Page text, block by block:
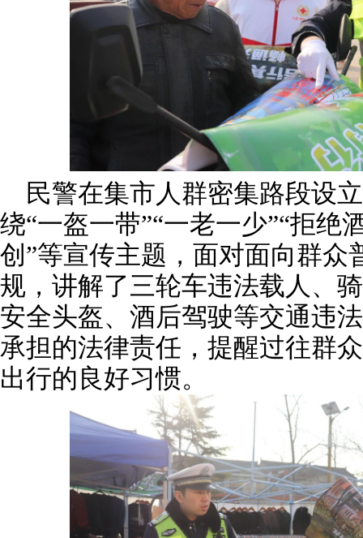
民警在集市人群密集路段设
绕“一盔一带”“一老一少”“拒绝
创”等宣传主题，面对面向群众
规，讲解了三轮车违法载人、
安全头盔、酒后驾驶等交通违
承担的法律责任，提醒过往群
出行的良好习惯。